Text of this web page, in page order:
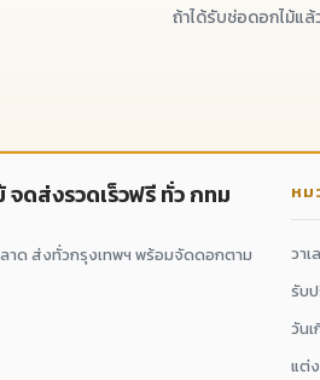
ถ้าได้รับช่อดอกไม้แ
ดส่งรวดเร็วฟรี ทั่ว กทม
าด ส่งทั่วกรุงเทพฯ พร้อมจัดดอกตาม
หม
วาเ
รับ
วัน
แต่